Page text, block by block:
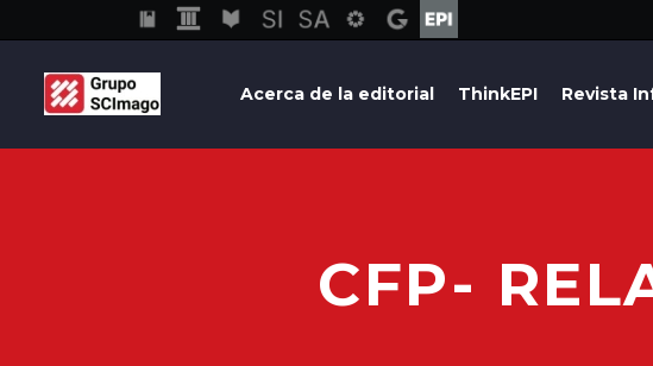
Acerca de la editorial ThinkEPI Revista
CFP-